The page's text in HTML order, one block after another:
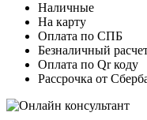
Наличные
На карту
Оплата по СПБ
Безналичный
Оплата по Qr коду
Рассрочка от